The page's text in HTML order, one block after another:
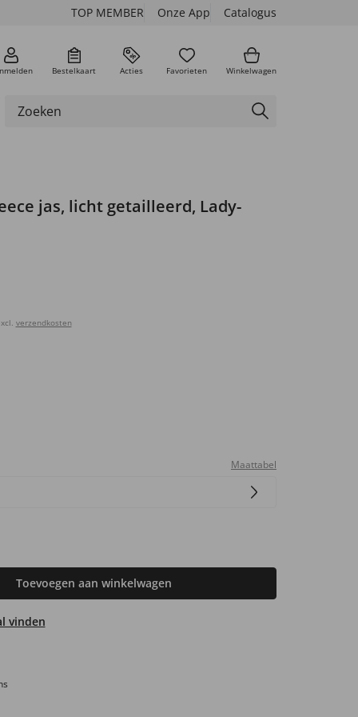
TOP MEMBER Onze App Catalogus
Bestelkaart Acties Favorieten Winkelwagen
jas, licht getailleerd, Lady-
verzendkosten
Maattabel
Toevoegen aan winkelwagen
vinden